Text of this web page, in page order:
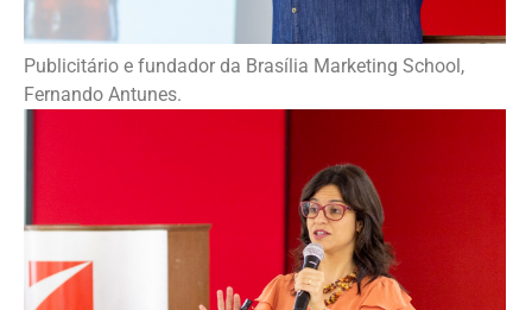
Publicitário e fundador da Brasília Marketing School,
Fernando Antunes.